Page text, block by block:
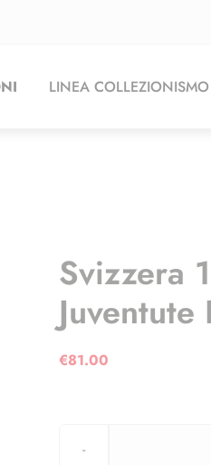
LINEA COLLEZIONISMO
Svizzera
Juventute
€81.00